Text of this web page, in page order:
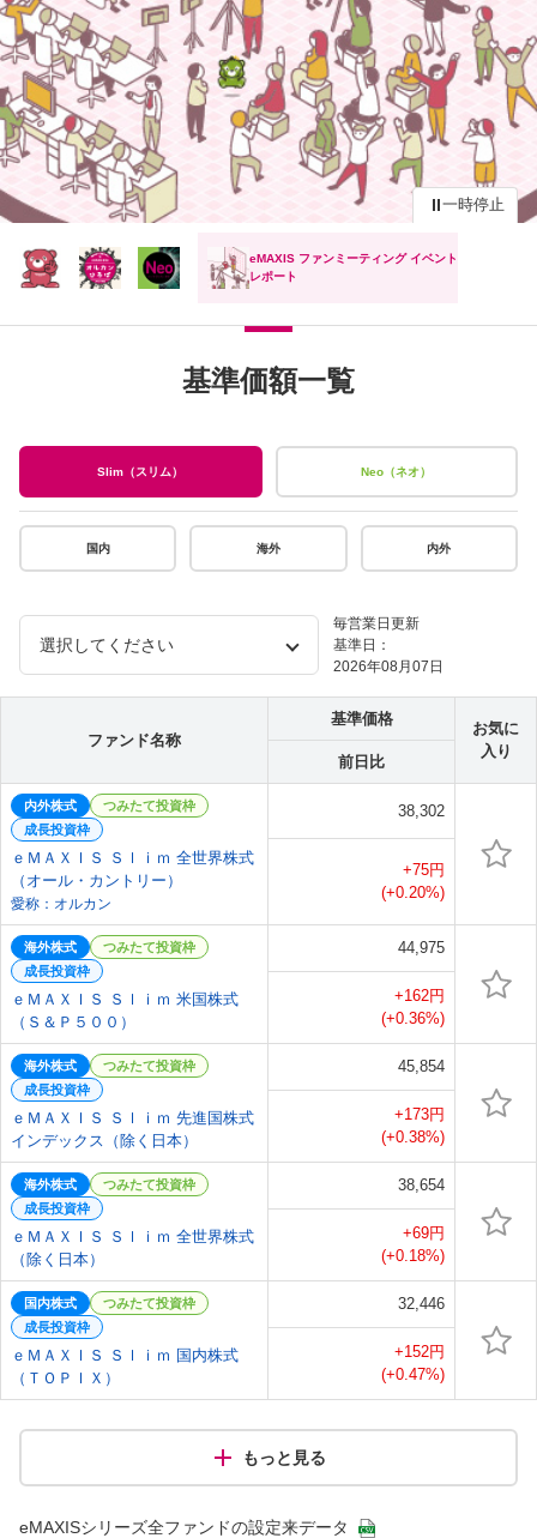
一時停止
eMAXIS ファンミーティング イベント
レポート
基準価額一覧
Slim（スリム） Neo（ネオ）
国内 海外 内外
毎営業日更新
基準日：
2026年08月07日
ファンド名称
基準価格
お気に
入り
前日比
内外株式
つみたて投資枠
成長投資枠
ｅＭＡＸＩＳ Ｓｌｉｍ 全世界株式
（オール・カントリー）
愛称：オルカン
38,302
+75円
(+0.20%)
海外株式
つみたて投資枠
成長投資枠
ｅＭＡＸＩＳ Ｓｌｉｍ 米国株式
（Ｓ＆Ｐ５００）
44,975
+162円
(+0.36%)
海外株式
つみたて投資枠
成長投資枠
ｅＭＡＸＩＳ Ｓｌｉｍ 先進国株式
インデックス（除く日本）
45,854
+173円
(+0.38%)
海外株式
つみたて投資枠
成長投資枠
ｅＭＡＸＩＳ Ｓｌｉｍ 全世界株式
（除く日本）
38,654
+69円
(+0.18%)
国内株式
つみたて投資枠
成長投資枠
ｅＭＡＸＩＳ Ｓｌｉｍ 国内株式
（ＴＯＰＩＸ）
32,446
+152円
(+0.47%)
もっと見る
eMAXISシリーズ全ファンドの設定来データ